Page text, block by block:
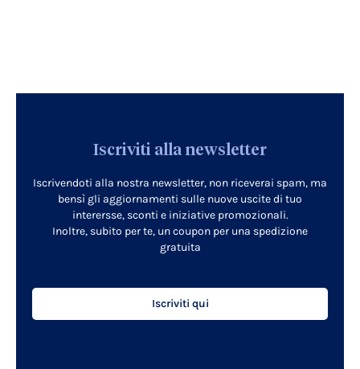
Iscriviti alla newsletter
Iscrivendoti alla nostra newsletter, non riceverai spam, ma
bensì gli aggiornamenti sulle nuove uscite di tuo
interersse, sconti e iniziative promozionali.
Inoltre, subito per te, un coupon per una spedizione
gratuita
Iscriviti qui